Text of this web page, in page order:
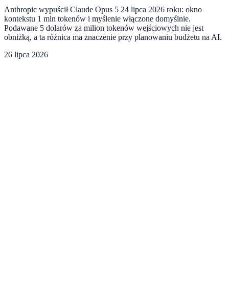
Anthropic wypuścił Claude Opus 5 24 lipca 2026 roku: okno
kontekstu 1 mln tokenów i myślenie włączone domyślnie.
Podawane 5 dolarów za milion tokenów wejściowych nie jest
obniżką, a ta różnica ma znaczenie przy planowaniu budżetu na AI.
26 lipca 2026